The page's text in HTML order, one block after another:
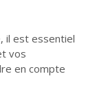
il est essentiel
vos
en compte